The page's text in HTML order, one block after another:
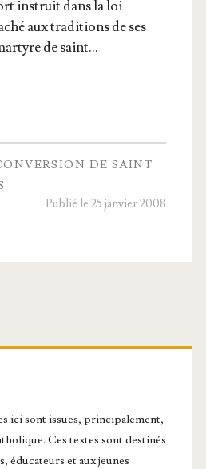
ins­truit dans la loi
aux tra­di­tions de ses
de saint…
DE SAINT
Publié le 25 janvier 2008
ici sont issues, principalement,
Ces textes sont destinés
éducateurs et aux jeunes